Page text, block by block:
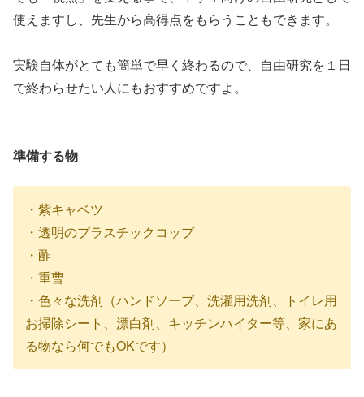
使えますし、先生から高得点をもらうこともできます。
実験自体がとても簡単で早く終わるので、自由研究を１日
で終わらせたい人にもおすすめですよ。
準備する物
・紫キャベツ
・透明のプラスチックコップ
・酢
・重曹
・色々な洗剤（ハンドソープ、洗濯用洗剤、トイレ用
お掃除シート、漂白剤、キッチンハイター等、家にあ
る物なら何でもOKです）